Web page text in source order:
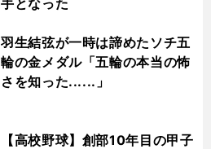
羽生結弦が一時は諦めたソチ五
輪の金メダル「五輪の本当の怖
さを知った......」
【高校野球】創部10年目の甲子